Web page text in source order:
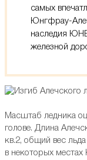
самых
Юнгфрау-
наследия
железной
Масштаб ледника
голове. Длина
кв.2, общий вес
в некоторых местах